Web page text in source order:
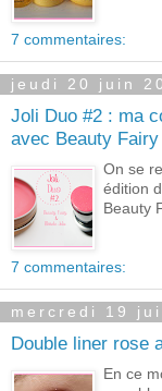
7 commentaires:
jeudi 20 juin
Joli Duo #2 : ma
avec Beauty Fairy
On se
édition
Beauty
7 commentaires:
mercredi 19
Double liner rose
En ce